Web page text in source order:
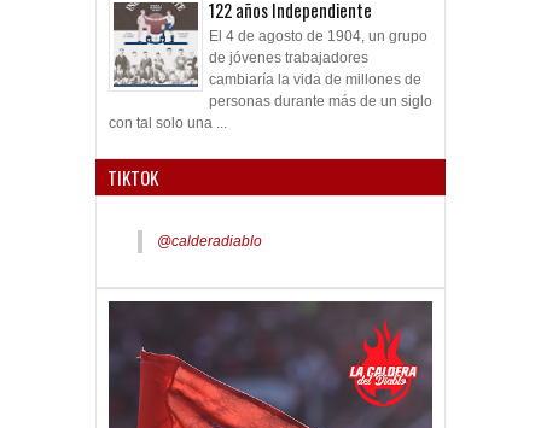
122 años Independiente
El 4 de agosto de 1904, un grupo
de jóvenes trabajadores
cambiaría la vida de millones de
personas durante más de un siglo
con tal solo una ...
TIKTOK
@calderadiablo